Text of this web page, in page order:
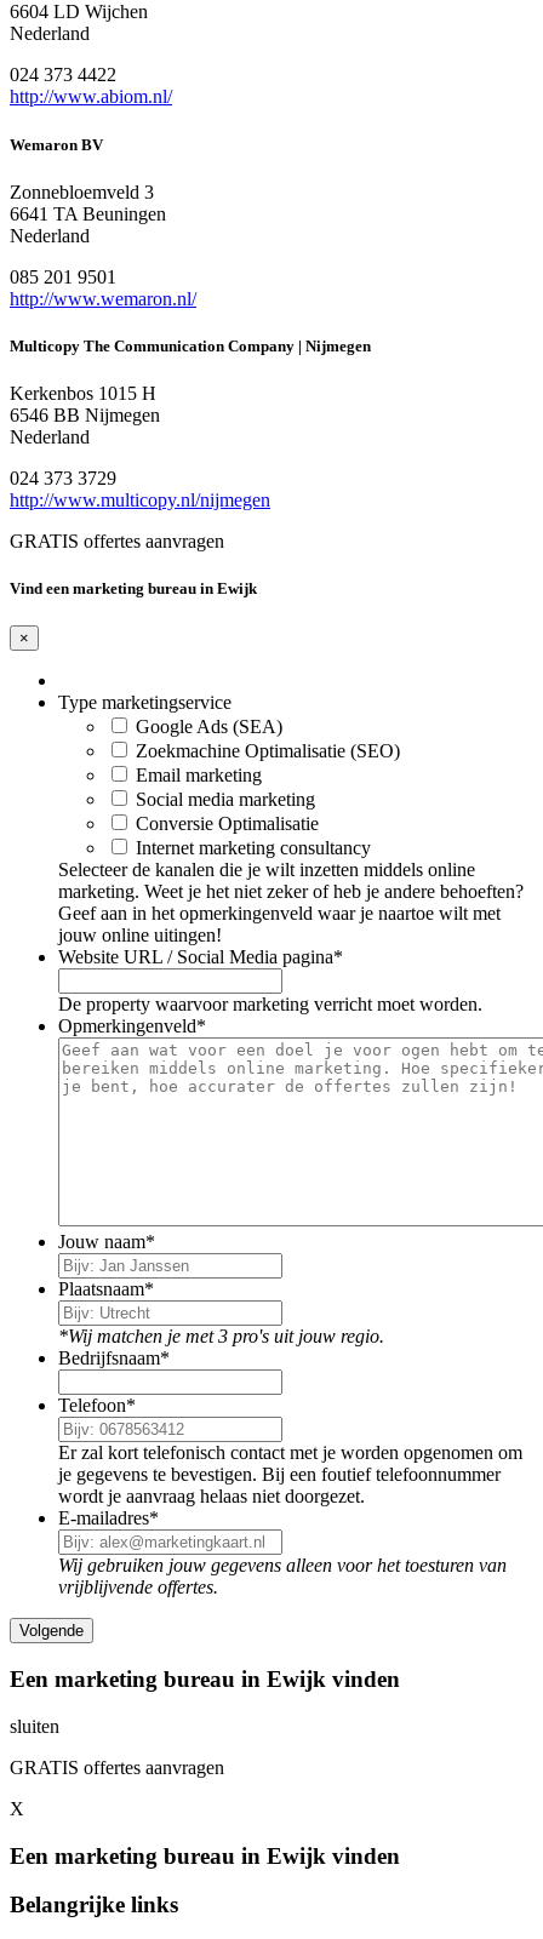
6604 LD Wijchen
Nederland
024 373 4422
http://www.abiom.nl/
Wemaron BV
Zonnebloemveld 3
6641 TA Beuningen
Nederland
085 201 9501
http://www.wemaron.nl/
Multicopy The Communication Company | Nijmegen
Kerkenbos 1015 H
6546 BB Nijmegen
Nederland
024 373 3729
http://www.multicopy.nl/nijmegen
GRATIS offertes aanvragen
Vind een marketing bureau in Ewijk
×
Type marketingservice
Google Ads (SEA)
Zoekmachine Optimalisatie (SEO)
Email marketing
Social media marketing
Conversie Optimalisatie
Internet marketing consultancy
Selecteer de kanalen die je wilt inzetten middels online
marketing. Weet je het niet zeker of heb je andere behoeften?
Geef aan in het opmerkingenveld waar je naartoe wilt met
jouw online uitingen!
Website URL / Social Media pagina*
De property waarvoor marketing verricht moet worden.
Opmerkingenveld*
Jouw naam*
Plaatsnaam*
*Wij matchen je met 3 pro's uit jouw regio.
Bedrijfsnaam*
Telefoon*
Er zal kort telefonisch contact met je worden opgenomen om
je gegevens te bevestigen. Bij een foutief telefoonnummer
wordt je aanvraag helaas niet doorgezet.
E-mailadres*
Wij gebruiken jouw gegevens alleen voor het toesturen van
vrijblijvende offertes.
Een marketing bureau in Ewijk vinden
sluiten
GRATIS offertes aanvragen
X
Een marketing bureau in Ewijk vinden
Belangrijke links